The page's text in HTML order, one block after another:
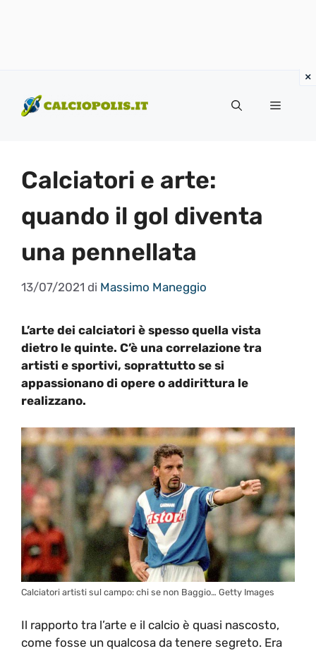
contenuto
Menu
Calciatori e arte:
quando il gol diventa
una pennellata
13/07/2021 di Massimo Maneggio
L’arte dei calciatori è spesso quella vista
dietro le quinte. C’è una correlazione tra
artisti e sportivi, soprattutto se si
appassionano di opere o addirittura le
realizzano.
Calciatori artisti sul campo: chi se non Baggio… Getty Images
Il rapporto tra l’arte e il calcio è quasi nascosto,
come fosse un qualcosa da tenere segreto. Era